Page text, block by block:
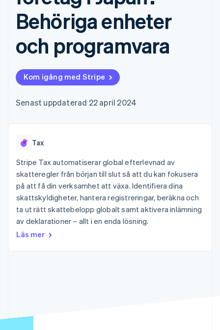
Accelererad kassaprocess
Financial Connections
Länkade finanskontodata
Recognition
redovisning
Stripe Sigma
rapporter
Mer
Se vad som kommer härnäst
Radar
Atlas
Bolagsbildning för startups
Climate
Koldioxidinfångning
Identity
Identitetsverifiering online
Plattformar
SaaS
Efter bransch
AI-företag
Kreatörsekonomi
Besöksnäring, resor
Offentlig sektor
Detaljhandel
Ecosystem
Erbjud
användningsbaserad
fakturering
Utfärda stablecoin-
stödda kort
Tillhandahåll och
hantera tjänster med
agenter
Företag
Produktplan
Sessions årliga
konferens
Karriärer
Nyhetsrum
Stripe Press
Kontakt
Kontakta säljteamet
Behöriga enheter
och programvara
Kom igång med Stripe
Senast uppdaterad 22 april 2024
Tax
Stripe Tax automatiserar global efterlevnad av
skatteregler från början till slut så att du kan fokusera
på att få din verksamhet att växa. Identifiera dina
skattskyldigheter, hantera registreringar, beräkna och
ta ut rätt skattebelopp globalt samt aktivera inlämning
av deklarationer – allt i en enda lösning.
Läs mer